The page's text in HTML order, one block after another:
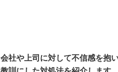
会社や上司に対して不信感を抱